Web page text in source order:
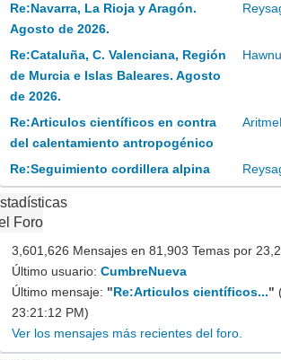
Re:Navarra, La Rioja y Aragón.
Agosto de 2026.
Re:Cataluña, C. Valenciana, Región
de Murcia e Islas Baleares. Agosto
de 2026.
Hawnu
Re:Articulos científicos en contra
del calentamiento antropogénico
Re:Seguimiento cordillera alpina
Foro
3,601,626 Mensajes en 81,903 Temas por
Último usuario: CumbreNueva
Último mensaje: "Re:Articulos científicos..."
23:21:12 PM)
Ver los mensajes más recientes del foro.